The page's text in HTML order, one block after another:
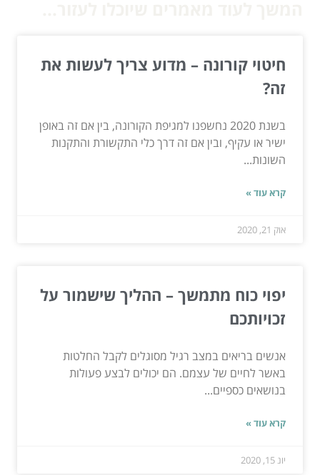
חיטוי קורונה – מדוע צריך לעשות את
זה?
בשנת 2020 נחשפנו למגיפת הקורונה, בין אם זה באופן
ישיר או עקיף, ובין אם זה דרך כלי התקשורת והתקנות
השונות...
קרא עוד »
אוק 21, 2020
יפוי כוח מתמשך – ההליך שישמור על
זכויותכם
אנשים בריאים במצב רגיל מסוגלים לקבל החלטות
באשר לחיים של עצמם. הם יכולים לבצע פעולות
בנושאים כספיים...
קרא עוד »
יונ 15, 2020